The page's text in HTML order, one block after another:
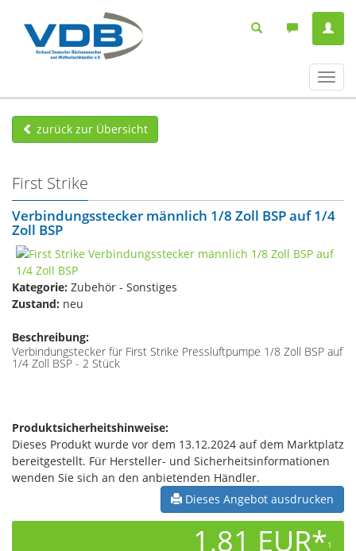
ein-/
zurück zur Übersicht
First Strike
Verbindungsstecker männlich 1/8 Zoll BSP auf 1/4
Zoll BSP
Kategorie: Zubehör - Sonstiges
Zustand: neu
Beschreibung:
Verbindungstecker für First Strike Pressluftpumpe 1/8 Zoll BSP auf
1/4 Zoll BSP - 2 Stück
Produktsicherheitshinweise:
Dieses Produkt wurde vor dem 13.12.2024 auf dem Marktplatz
bereitgestellt. Für Hersteller- und Sicherheitsinformationen
wenden Sie sich an den anbietenden Händler.
Dieses Angebot ausdrucken
1,81 EUR*1